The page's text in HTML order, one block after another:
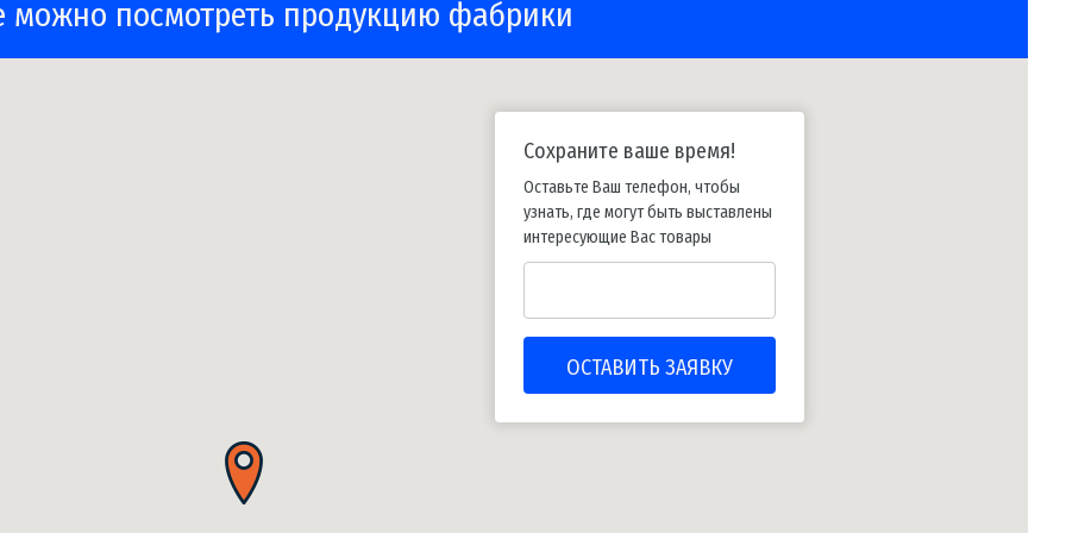
можно посмотреть продукцию фабрики
Сохраните ваше время!
Оставьте Ваш телефон, чтобы
узнать, где могут быть выставлены
интересующие Вас товары